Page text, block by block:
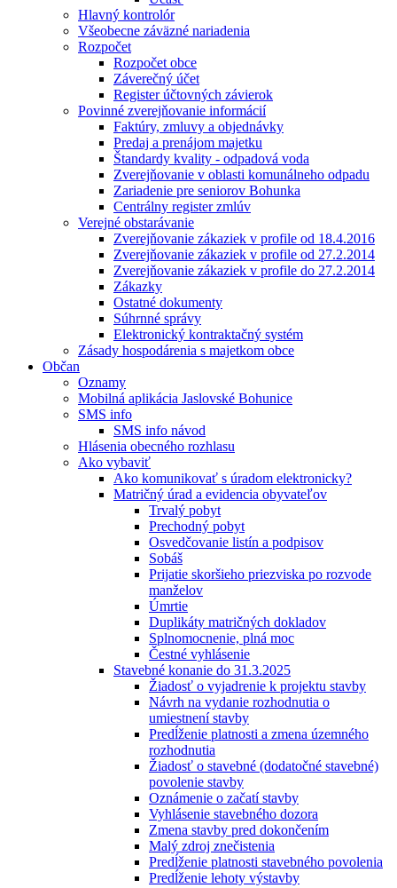
Hlavný kontrolór
Všeobecne záväzné nariadenia
Rozpočet
Rozpočet obce
Záverečný účet
Register účtovných závierok
Povinné zverejňovanie informácií
Faktúry, zmluvy a objednávky
Predaj a prenájom majetku
Štandardy kvality - odpadová voda
Zverejňovanie v oblasti komunálneho odpadu
Zariadenie pre seniorov Bohunka
Centrálny register zmlúv
Verejné obstarávanie
Zverejňovanie zákaziek v profile od 18.4.2016
Zverejňovanie zákaziek v profile od 27.2.2014
Zverejňovanie zákaziek v profile do 27.2.2014
Zákazky
Ostatné dokumenty
Súhrnné správy
Elektronický kontraktačný systém
Zásady hospodárenia s majetkom obce
Občan
Oznamy
Mobilná aplikácia Jaslovské Bohunice
SMS info
SMS info návod
Hlásenia obecného rozhlasu
Ako vybaviť
Ako komunikovať s úradom elektronicky?
Matričný úrad a evidencia obyvateľov
Trvalý pobyt
Prechodný pobyt
Osvedčovanie listín a podpisov
Sobáš
Prijatie skoršieho priezviska po rozvode
manželov
Úmrtie
Duplikáty matričných dokladov
Splnomocnenie, plná moc
Čestné vyhlásenie
Stavebné konanie do 31.3.2025
Žiadosť o vyjadrenie k projektu stavby
Návrh na vydanie rozhodnutia o
umiestnení stavby
Predĺženie platnosti a zmena územného
rozhodnutia
Žiadosť o stavebné (dodatočné stavebné)
povolenie stavby
Oznámenie o začatí stavby
Vyhlásenie stavebného dozora
Zmena stavby pred dokončením
Malý zdroj znečistenia
Predĺženie platnosti stavebného povolenia
Predĺženie lehoty výstavby